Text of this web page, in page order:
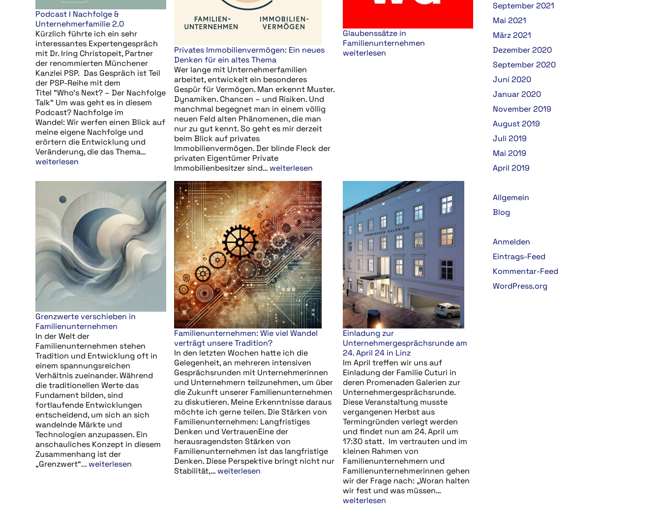
Podcast I Nachfolge &
Unternehmerfamilie 2.0
Kürzlich führte ich ein sehr
interessantes Expertengespräch
mit Dr. Iring Christopeit, Partner
der renommierten Münchener
Kanzlei PSP. Das Gespräch ist Teil
der PSP-Reihe mit dem
Titel "Who's Next? – Der Nachfolge
Talk" Um was geht es in diesem
Podcast? Nachfolge im
Wandel: Wir werfen einen Blick auf
meine eigene Nachfolge und
erörtern die Entwicklung und
Veränderung, die das Thema…
weiterlesen
Privates Immobilienvermögen: Ein neues
Denken für ein altes Thema
Wer lange mit Unternehmerfamilien
arbeitet, entwickelt ein besonderes
Gespür für Vermögen. Man erkennt Muster.
Dynamiken. Chancen – und Risiken. Und
manchmal begegnet man in einem völlig
neuen Feld alten Phänomenen, die man
nur zu gut kennt. So geht es mir derzeit
beim Blick auf privates
Immobilienvermögen. Der blinde Fleck der
privaten Eigentümer Private
Immobilienbesitzer sind… weiterlesen
Glaubenssätze in
Familienunternehmen
weiterlesen
Grenzwerte verschieben in
Familienunternehmen
In der Welt der
Familienunternehmen stehen
Tradition und Entwicklung oft in
einem spannungsreichen
Verhältnis zueinander. Während
die traditionellen Werte das
Fundament bilden, sind
fortlaufende Entwicklungen
entscheidend, um sich an sich
wandelnde Märkte und
Technologien anzupassen. Ein
anschauliches Konzept in diesem
Zusammenhang ist der
„Grenzwert“... weiterlesen
Familienunternehmen: Wie viel Wandel
verträgt unsere Tradition?
In den letzten Wochen hatte ich die
Gelegenheit, an mehreren intensiven
Gesprächsrunden mit Unternehmerinnen
und Unternehmern teilzunehmen, um über
die Zukunft unserer Familienunternehmen
zu diskutieren. Meine Erkenntnisse daraus
möchte ich gerne teilen. Die Stärken von
Familienunternehmen: Langfristiges
Denken und VertrauenEine der
herausragendsten Stärken von
Familienunternehmen ist das langfristige
Denken. Diese Perspektive bringt nicht nur
Stabilität,… weiterlesen
Einladung zur
Unternehmergesprächsrunde am
24. April 24 in Linz
Im April treffen wir uns auf
Einladung der Familie Cuturi in
deren Promenaden Galerien zur
Unternehmergesprächsrunde.
Diese Veranstaltung musste
vergangenen Herbst aus
Termingründen verlegt werden
und findet nun am 24. April um
17:30 statt. Im vertrauten und im
kleinen Rahmen von
Familienunternehmern und
Familienunternehmerinnen gehen
wir der Frage nach: „Woran halten
wir fest und was müssen…
weiterlesen
September 2021
Mai 2021
März 2021
Dezember 2020
September 2020
Juni 2020
Januar 2020
November 2019
August 2019
Juli 2019
Mai 2019
April 2019
Allgemein
Blog
Anmelden
Eintrags-Feed
Kommentar-Feed
WordPress.org